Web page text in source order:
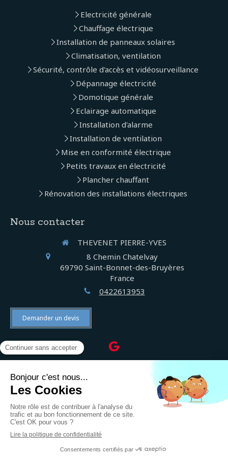
Electricité générale
Chauffage électrique
Installation de panneaux solaires
Climatisation, ventilation
Sécurité, contrôle d'accès et vidéosurveillance
Dépannage électricité
Domotique générale
Eclairage automatique
Installation d'alarme
Installation de ventilation
Mise en conformité électrique
Petits travaux en électricité
Plancher chauffant
Rénovation des installations électriques
Nous contacter
THEVENET PIERRE-YVES
8 Chemin Chatelvay
69790 Saint-Bonnet-des-Bruyères
France
0422613953
Demander un devis
©2022 THEVENET PIERRE-YVES - Électricien
Mentions légales